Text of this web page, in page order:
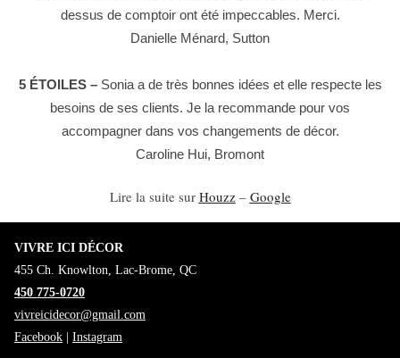
dessus de comptoir ont été impeccables. Merci.
Danielle Ménard, Sutton
5 ÉTOILES – Sonia a de très bonnes idées et elle respecte les
besoins de ses clients. Je la recommande pour vos
accompagner dans vos changements de décor.
Caroline Hui, Bromont
Lire la suite sur Houzz– Google
VIVRE ICI DÉCOR
455 Ch. Knowlton, Lac-Brome, QC
450 775-0720
vivreicidecor@gmail.com
Facebook
Instagram